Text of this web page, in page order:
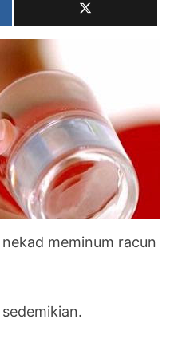
meminum racun